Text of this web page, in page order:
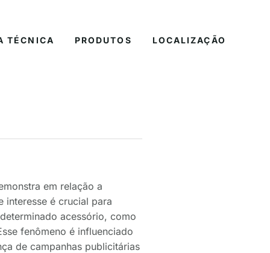
TÉCNICA PRODUTOS LOCALIZAÇÃO
em relação a
interesse é crucial para
acessório, como
fenômeno é influenciado
de campanhas publicitárias